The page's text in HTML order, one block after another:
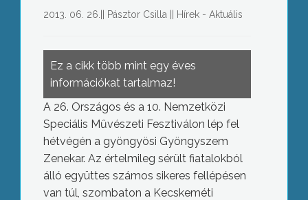
2013. 06. 26. Pásztor Csilla Hírek - Aktuális
Ez a cikk több mint egy éves
információkat tartalmaz!
A 26. Országos és a 10. Nemzetközi
Speciális Művészeti Fesztiválon lép fel
hétvégén a gyöngyösi Gyöngyszem
Zenekar. Az értelmileg sérült fiatalokból
álló együttes számos sikeres fellépésen
van túl, szombaton a Kecskeméti